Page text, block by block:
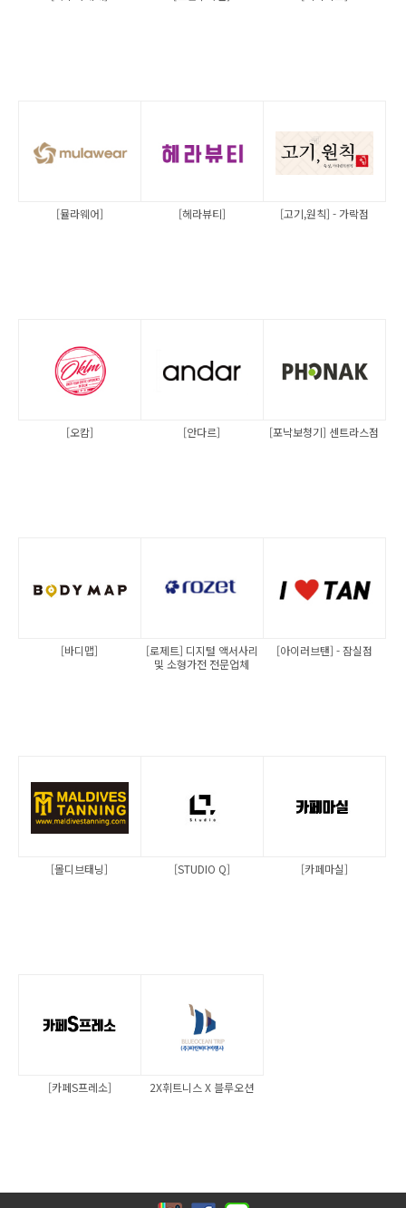
[뮬라웨어] [헤라뷰티] [고기,원칙] - 가락점
[오캄] [안다르] [포낙보청기] 센트라스점
[바디맵]
[로제트] 디지털 액서사리
및 소형가전 전문업체
[아이러브탠] - 잠실점
[몰디브태닝] [STUDIO Q] [카페마실]
[카페S프레소] 2X휘트니스 X 블루오션